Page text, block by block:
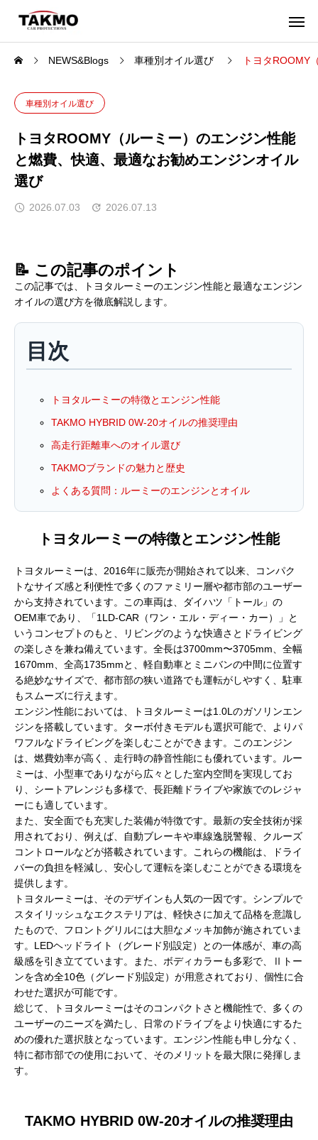
NEWS&Blogs 車種別オイル選び トヨタROOMY
車種別オイル選び
トヨタROOMY（ルーミー）のエンジン性能
と燃費、快適、最適なお勧めエンジンオイル
選び
2026.07.03 2026.07.13
📝 この記事のポイント
この記事では、トヨタルーミーのエンジン性能と最適なエンジン
オイルの選び方を徹底解説します。
目次
トヨタルーミーの特徴とエンジン性能
TAKMO HYBRID 0W-20オイルの推奨理由
高走行距離車へのオイル選び
TAKMOブランドの魅力と歴史
よくある質問：ルーミーのエンジンとオイル
トヨタルーミーの特徴とエンジン性能
トヨタルーミーは、2016年に販売が開始されて以来、コンパク
トなサイズ感と利便性で多くのファミリー層や都市部のユーザー
から支持されています。この車両は、ダイハツ「トール」の
OEM車であり、「1LD-CAR（ワン・エル・ディー・カー）」と
いうコンセプトのもと、リビングのような快適さとドライビング
の楽しさを兼ね備えています。全長は3700mm〜3705mm、全幅
1670mm、全高1735mmと、軽自動車とミニバンの中間に位置す
る絶妙なサイズで、都市部の狭い道路でも運転がしやすく、駐車
もスムーズに行えます。
エンジン性能においては、トヨタルーミーは1.0Lのガソリンエン
ジンを搭載しています。ターボ付きモデルも選択可能で、よりパ
ワフルなドライビングを楽しむことができます。このエンジン
は、燃費効率が高く、走行時の静音性能にも優れています。ルー
ミーは、小型車でありながら広々とした室内空間を実現してお
り、シートアレンジも多様で、長距離ドライブや家族でのレジャ
ーにも適しています。
また、安全面でも充実した装備が特徴です。最新の安全技術が採
用されており、例えば、自動ブレーキや車線逸脱警報、クルーズ
コントロールなどが搭載されています。これらの機能は、ドライ
バーの負担を軽減し、安心して運転を楽しむことができる環境を
提供します。
トヨタルーミーは、そのデザインも人気の一因です。シンプルで
スタイリッシュなエクステリアは、軽快さに加えて品格を意識し
たもので、フロントグリルには大胆なメッキ加飾が施されていま
す。LEDヘッドライト（グレード別設定）との一体感が、車の高
級感を引き立てています。また、ボディカラーも多彩で、Ⅱトー
ンを含め全10色（グレード別設定）が用意されており、個性に合
わせた選択が可能です。
総じて、トヨタルーミーはそのコンパクトさと機能性で、多くの
ユーザーのニーズを満たし、日常のドライブをより快適にするた
めの優れた選択肢となっています。エンジン性能も申し分なく、
特に都市部での使用において、そのメリットを最大限に発揮しま
す。
TAKMO HYBRID 0W-20オイルの推奨理由